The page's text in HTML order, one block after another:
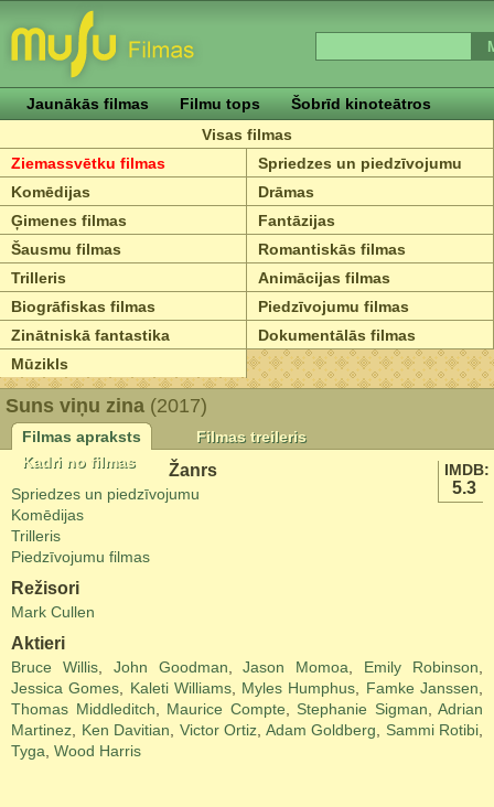
Jaunākās filmas Filmu tops
Šobrīd kinoteātros
Visas filmas
Ziemassvētku filmas
Spriedzes un piedzīvojumu
Komēdijas
Drāmas
Ģimenes filmas
Fantāzijas
Šausmu filmas
Romantiskās filmas
Trilleris
Animācijas filmas
Biogrāfiskas filmas
Piedzīvojumu filmas
Zinātniskā fantastika
Dokumentālās filmas
Mūzikls
Suns viņu zina (2017)
Filmas apraksts
Filmas treileris
Kadri no filmas
IMDB:
5.3
Žanrs
Spriedzes un piedzīvojumu
Komēdijas
Trilleris
Piedzīvojumu filmas
Režisori
Mark Cullen
Aktieri
Bruce Willis, John Goodman ,Jason Momoa Emily Robinson
Jessica Gomes
Kaleti Williams, Myles Humphus Famke Janssen
Thomas Middleditch
Maurice Compte Stephanie Sigman
Adrian
Martinez
Ken Davitian Victor Ortiz Adam Goldberg Sammi Rotibi
Tyga Wood Harris